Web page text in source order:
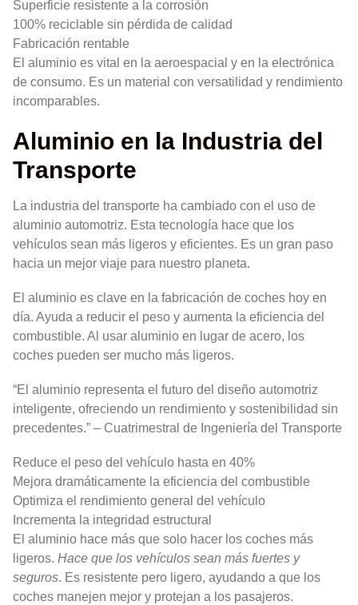
Superficie resistente a la corrosión
100% reciclable sin pérdida de calidad
Fabricación rentable
El aluminio es vital en la aeroespacial y en la electrónica
de consumo. Es un material con versatilidad y rendimiento
incomparables.
Aluminio en la Industria del
Transporte
La industria del transporte ha cambiado con el uso de
aluminio automotriz. Esta tecnología hace que los
vehículos sean más ligeros y eficientes. Es un gran paso
hacia un mejor viaje para nuestro planeta.
El aluminio es clave en la fabricación de coches hoy en
día. Ayuda a reducir el peso y aumenta la eficiencia del
combustible. Al usar aluminio en lugar de acero, los
coches pueden ser mucho más ligeros.
“El aluminio representa el futuro del diseño automotriz
inteligente, ofreciendo un rendimiento y sostenibilidad sin
precedentes.” – Cuatrimestral de Ingeniería del Transporte
Reduce el peso del vehículo hasta en 40%
Mejora dramáticamente la eficiencia del combustible
Optimiza el rendimiento general del vehículo
Incrementa la integridad estructural
El aluminio hace más que solo hacer los coches más
ligeros. Hace que los vehículos sean más fuertes y
seguros. Es resistente pero ligero, ayudando a que los
coches manejen mejor y protejan a los pasajeros.